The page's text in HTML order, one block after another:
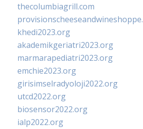
thecolumbiagrill.com
khedi2023.org
akademikgeriatri2023.org
marmarapediatri2023.org
emchie2023.org
girisimselradyoloji2022.org
utcd2022.org
biosensor2022.org
ialp2022.org